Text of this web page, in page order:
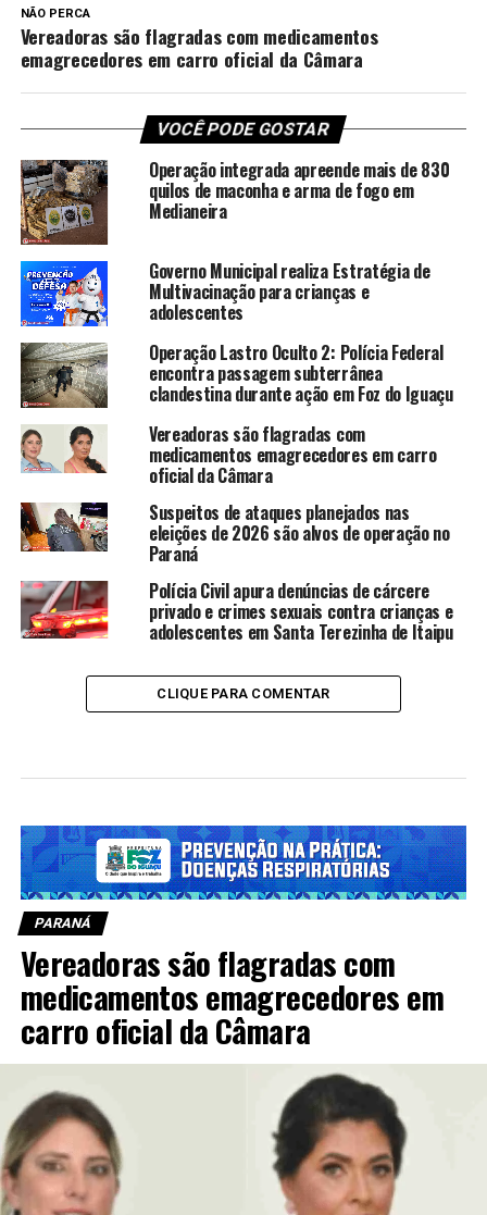
NÃO PERCA
Vereadoras são flagradas com medicamentos
emagrecedores em carro oficial da Câmara
VOCÊ PODE GOSTAR
Operação integrada apreende mais de 830
quilos de maconha e arma de fogo em
Medianeira
Governo Municipal realiza Estratégia de
Multivacinação para crianças e
adolescentes
Operação Lastro Oculto 2: Polícia Federal
encontra passagem subterrânea
clandestina durante ação em Foz do Iguaçu
Vereadoras são flagradas com
medicamentos emagrecedores em carro
oficial da Câmara
Suspeitos de ataques planejados nas
eleições de 2026 são alvos de operação no
Paraná
Polícia Civil apura denúncias de cárcere
privado e crimes sexuais contra crianças e
adolescentes em Santa Terezinha de Itaipu
CLIQUE PARA COMENTAR
PARANÁ
Vereadoras são flagradas com
medicamentos emagrecedores em
carro oficial da Câmara